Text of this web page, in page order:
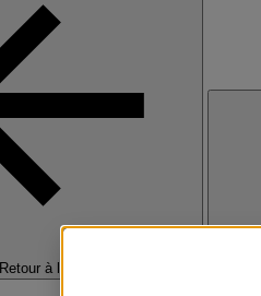
Retour à la section précédente